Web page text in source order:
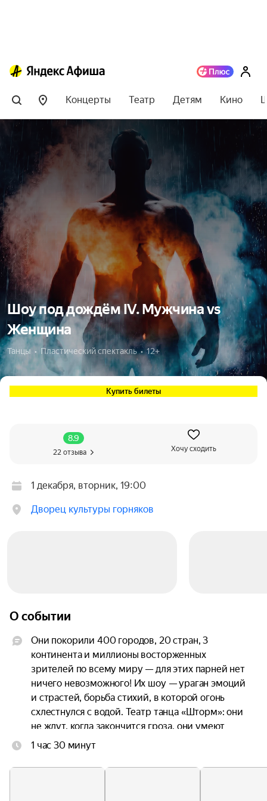
Концерты Театр Детям Кино
Шоу под дождём IV. Мужчина vs
Женщина
Танцы  •  Пластический спектакль  •  12+
Купить билеты
8.9
22 отзыва Хочу сходить
1 декабря, вторник, 19:00
Дворец культуры горняков
О событии
Они покорили 400 городов, 20 стран, 3
континента и миллионы восторженных
зрителей по всему миру — для этих парней нет
ничего невозможного! Их шоу — ураган эмоций
и страстей, борьба стихий, в которой огонь
схлестнулся с водой. Театр танца «Шторм»: они
не ждут, когда закончится гроза, они умеют
танцевать под дождем.
«Шоу под дождём» — уникальный танцевальный
1 час 30 минут